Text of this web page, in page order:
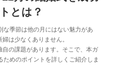
とは？
な季節は他の月にはない魅力があ
は少なくありません。
の課題があります。そこで、本ガ
めのポイントを詳しくご紹介しま